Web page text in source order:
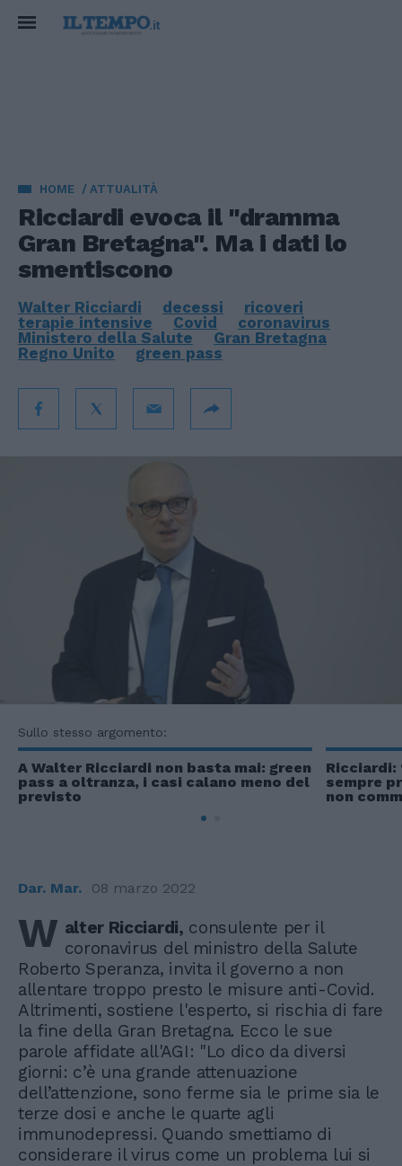
HOME ATTUALITÀ
Ricciardi evoca il "dramma
Gran Bretagna". Ma i dati lo
smentiscono
Walter Ricciardi decessi
ricoveri
terapie intensive
Covid
coronavirus
Ministero della Salute
Gran Bretagna
Regno Unito
green pass
Sullo stesso argomento:
A Walter Ricciardi non basta mai: green
pass a oltranza, i casi calano meno del
previsto
Ricciardi:
sempre
non
Dar. Mar. 08 marzo 2022
W alter Ricciardi, consulente per il
coronavirus del ministro della Salute
Roberto Speranza, invita il governo a non
allentare troppo presto le misure anti-Covid.
Altrimenti, sostiene l'esperto, si rischia di fare
la fine della Gran Bretagna. Ecco le sue
parole affidate all'AGI: "Lo dico da diversi
giorni: c’è una grande attenuazione
dell’attenzione, sono ferme sia le prime sia le
terze dosi e anche le quarte agli
immunodepressi. Quando smettiamo di
considerare il virus come un problema lui si